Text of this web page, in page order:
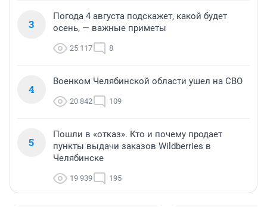
3
Погода 4 августа подскажет, какой будет
осень, — важные приметы
25 117 8
4
Военком Челябинской области ушел на СВО
20 842 109
5
Пошли в «отказ». Кто и почему продает
пункты выдачи заказов Wildberries в
Челябинске
19 939 195